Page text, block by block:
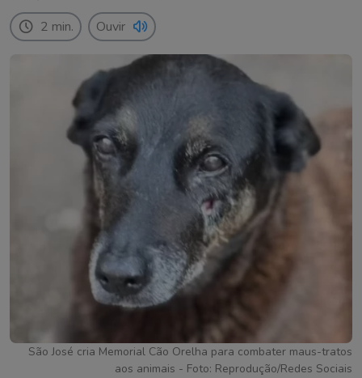
2 min. Ouvir
São José cria Memorial Cão Orelha para combater maus-tratos
aos animais - Foto: Reprodução/Redes Sociais